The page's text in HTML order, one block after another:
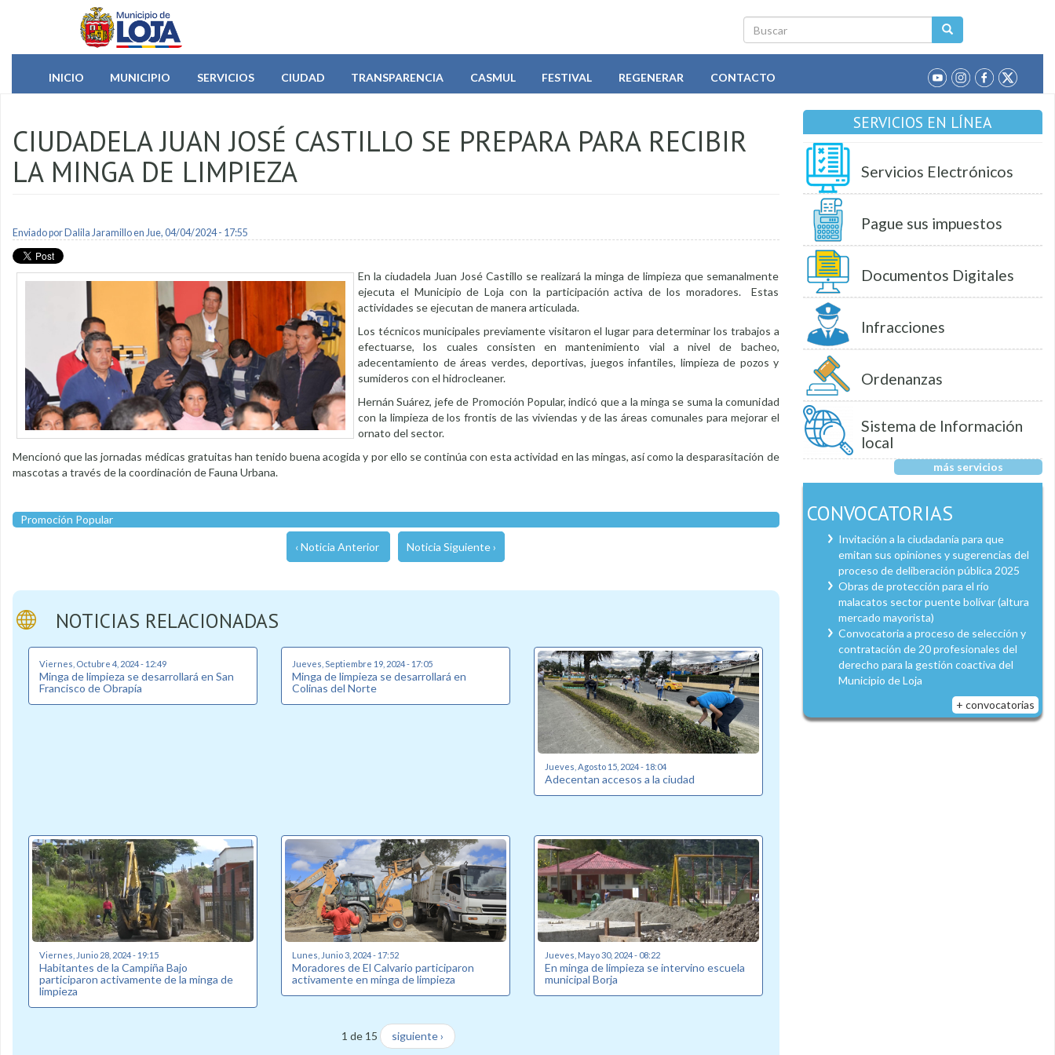
Pasar al contenido principal
Buscar
INICIO
MUNICIPIO SERVICIOS CIUDAD TRANSPARENCIA CASMUL FESTIVAL REGENERAR CONTACTO
CIUDADELA JUAN JOSÉ CASTILLO SE PREPARA PARA RECIBIR
LA MINGA DE LIMPIEZA
Enviado por Dalila Jaramilloen Jue, 04/04/2024 - 17:55
En la ciudadela Juan José Castillo se realizará la minga de limpieza que semanalmente
ejecuta el Municipio de Loja con la participación activa de los moradores. Estas
actividades se ejecutan de manera articulada.
Los técnicos municipales previamente visitaron el lugar para determinar los trabajos a
efectuarse, los cuales consisten en mantenimiento vial a nivel de bacheo,
adecentamiento de áreas verdes, deportivas, juegos infantiles, limpieza de pozos y
sumideros con el hidrocleaner.
Hernán Suárez, jefe de Promoción Popular, indicó que a la minga se suma la comunidad
con la limpieza de los frontis de las viviendas y de las áreas comunales para mejorar el
ornato del sector.
Mencionó que las jornadas médicas gratuitas han tenido buena acogida y por ello se continúa con esta actividad en las mingas, así como la desparasitación de
mascotas a través de la coordinación de Fauna Urbana.
Promoción Popular
‹ Noticia Anterior Noticia Siguiente ›
NOTICIAS RELACIONADAS
Viernes, Octubre 4, 2024 - 12:49
Minga de limpieza se desarrollará en San
Francisco de Obrapía
Jueves, Septiembre 19, 2024 - 17:05
Minga de limpieza se desarrollará en
Colinas del Norte
Jueves, Agosto 15, 2024 - 18:04
Adecentan accesos a la ciudad
Viernes, Junio 28, 2024 - 19:15
Habitantes de la Campiña Bajo
participaron activamente de la minga de
limpieza
Lunes, Junio 3, 2024 - 17:52
Moradores de El Calvario participaron
activamente en minga de limpieza
Jueves, Mayo 30, 2024 - 08:22
En minga de limpieza se intervino escuela
municipal Borja
1 de 15 siguiente ›
SERVICIOS EN LÍNEA
Servicios Electrónicos
Pague sus impuestos
Documentos Digitales
Infracciones
Ordenanzas
Sistema de Información
local
más servicios
CONVOCATORIAS
Invitación a la ciudadanía para que
emitan sus opiniones y sugerencias del
proceso de deliberación pública 2025
Obras de protección para el río
malacatos sector puente bolívar (altura
mercado mayorista)
Convocatoria a proceso de selección y
contratación de 20 profesionales del
derecho para la gestión coactiva del
Municipio de Loja
+ convocatorias